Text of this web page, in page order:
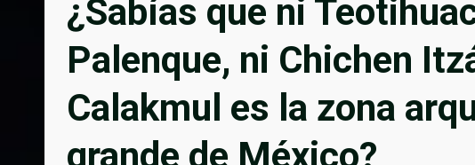
¿Sabías que ni
Palenque, ni Chichen
Calakmul es la zona
grande de México?